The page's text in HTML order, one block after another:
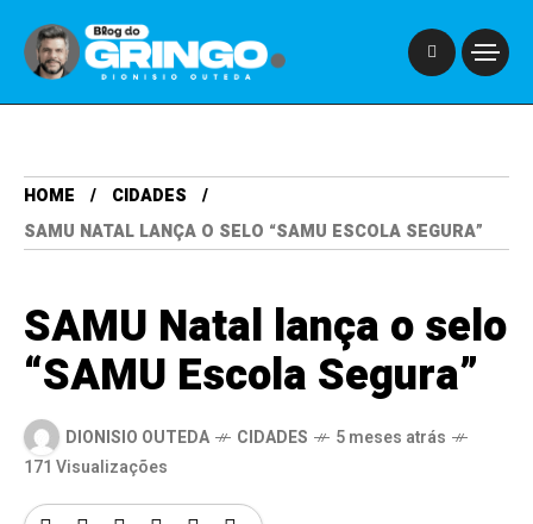
HOME
CIDADES
SAMU NATAL LANÇA O SELO “SAMU ESCOLA SEGURA”
SAMU Natal lança o selo
“SAMU Escola Segura”
DIONISIO OUTEDA CIDADES
5 meses atrás
171 Visualizações